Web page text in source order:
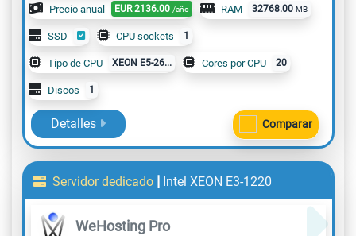
Precio anual EUR 2136.00 /año RAM 32768.00 MB
SSD CPU sockets 1
Tipo de CPU XEON E5-26... Cores por CPU 20
Discos 1
Detalles Comparar
Servidor dedicado | Intel XEON E3-1220
WeHosting Pro